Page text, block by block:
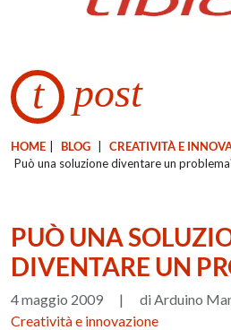
t post
HOME BLOG CREATIVITÀ E
Può una soluzione diventare un
PUÒ UNA
DIVENTARE UN
4 maggio 2009 |
di Arduino
Creatività e innovazione